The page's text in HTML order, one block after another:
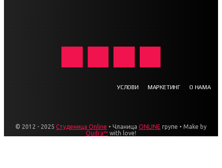
УСЛОВИ МАРКЕТИНГ О НАМА
© 2012 - 2025 Студеница Online • Чланица ONLINE групе • Make by
Qudra™ with love!